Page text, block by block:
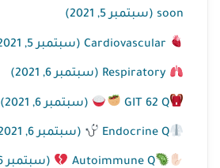
soon (سبتمبر 5, 2021)
GIT 62 Q (سبتمبر 6, 2021)
Endocrine Q (سبتمبر 6, 2021)
Autoimmune Q (سبتمبر 6, 2021)